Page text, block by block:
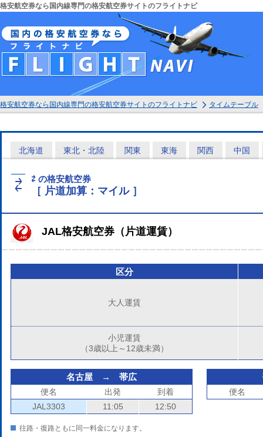
格安航空券なら国内線専門の格安航空券サイトのフライトナビ
格安航空券なら国内線専門の格安航空券サイトのフライトナビ タイムテーブル
北海道 東北・北陸 関東 東海 関西 中国
⇄ ⇄ の格安航空券
［ 片道加算：マイル ］
JAL格安航空券（片道運賃）
区分
大人運賃
小児運賃
（3歳以上～12歳未満）
名古屋 → 帯広
便名 出発
到着
JAL3303
11:05 12:50
便名
往路・復路ともに同一料金になります。